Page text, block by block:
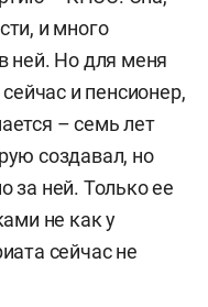
и много
ней. Но для меня
и пенсионер,
– семь лет
создавал, но
за ней. Только ее
не как у
сейчас не